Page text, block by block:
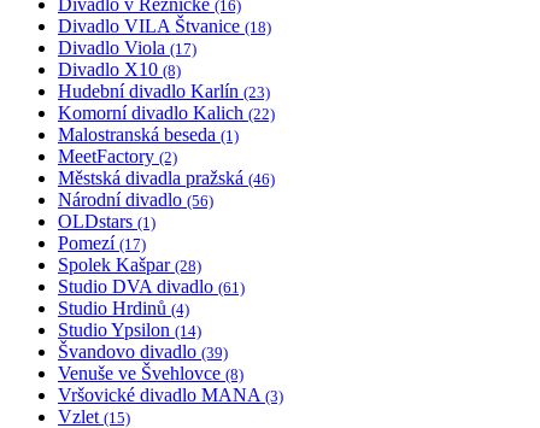
(16)
Divadlo VILA Štvanice (18)
Divadlo Viola (17)
Divadlo X10 (8)
Hudební divadlo Karlín (23)
Komorní divadlo Kalich (22)
Malostranská beseda (1)
MeetFactory (2)
Městská divadla pražská (46)
Národní divadlo (56)
OLDstars (1)
Pomezí (17)
Spolek Kašpar (28)
Studio DVA divadlo (61)
Studio Hrdinů (4)
Studio Ypsilon (14)
Švandovo divadlo (39)
Venuše ve Švehlovce (8)
Vršovické divadlo MANA (3)
Vzlet (15)